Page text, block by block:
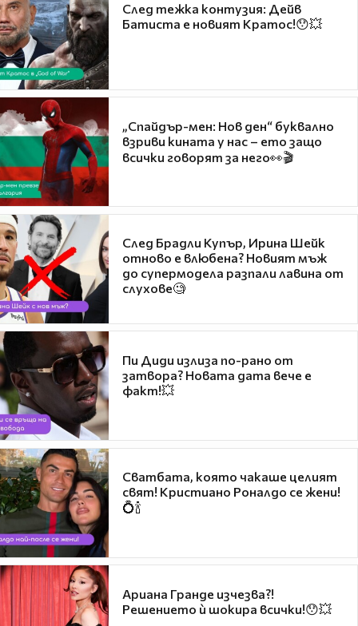
След тежка контузия: Дейв
Батиста е новият Кратос!😯💥
„Спайдър-мен: Нов ден“ буквално
взриви кината у нас – ето защо
всички говорят за него👀🎬
След Брадли Купър, Ирина Шейк
отново е влюбена? Новият мъж
до супермодела разпали лавина от
слухове🧐
Пи Диди излиза по-рано от
затвора? Новата дата вече е
факт!💥
Сватбата, която чакаше целият
свят! Кристиано Роналдо се жени!
💍🍾
Ариана Гранде изчезва?!
Решението ѝ шокира всички!😯💥